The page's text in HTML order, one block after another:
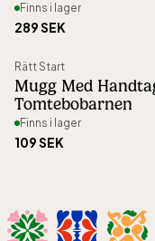
Finns i lager
289 SEK
Rätt Start
Mugg Med
Tomtebobarnen
Finns i lager
109 SEK